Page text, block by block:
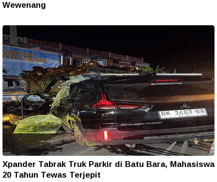
Wewenang
Xpander Tabrak Truk Parkir di Batu Bara, Mahasiswa
20 Tahun Tewas Terjepit